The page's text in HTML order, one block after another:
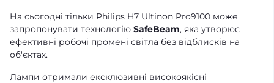
На сьогодні тільки Philips H7 Ultinon Pro9100 може
запропонувати технологію SafeBeam, яка утворює
ефективні робочі промені світла без відблисків на
об'єктах.
Лампи отримали ексклюзивні високоякісні